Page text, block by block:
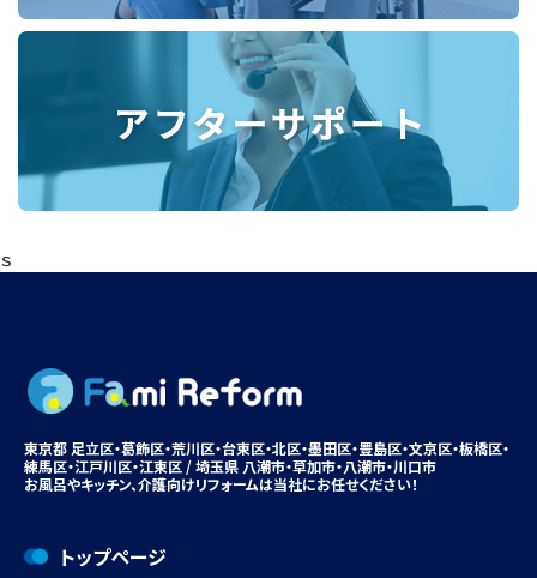
ｓ
東京都 足立区・葛飾区・荒川区・台東区・北区・墨田区・豊島区・文京区・板橋区・
練馬区・江戸川区・江東区 / 埼玉県 八潮市・草加市・八潮市・川口市
お風呂やキッチン、介護向けリフォームは当社にお任せください！
トップページ